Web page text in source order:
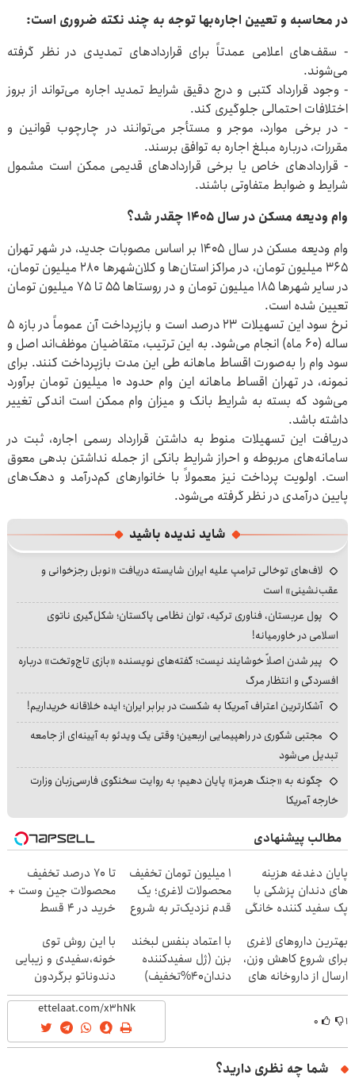
در محاسبه و تعیین اجاره‌بها توجه به چند نکته ضروری است:
- سقف‌های اعلامی عمدتاً برای قراردادهای تمدیدی در نظر گرفته
می‌شوند.
- وجود قرارداد کتبی و درج دقیق شرایط تمدید اجاره می‌تواند از بروز
اختلافات احتمالی جلوگیری کند.
- در برخی موارد، موجر و مستأجر می‌توانند در چارچوب قوانین و
مقررات، درباره مبلغ اجاره به توافق برسند.
- قراردادهای خاص یا برخی قراردادهای قدیمی ممکن است مشمول
شرایط و ضوابط متفاوتی باشند.
وام ودیعه مسکن در سال ۱۴۰۵ چقدر شد؟
وام ودیعه مسکن در سال ۱۴۰۵ بر اساس مصوبات جدید، در شهر تهران
۳۶۵ میلیون تومان، در مراکز استان‌ها و کلان‌شهرها ۲۸۰ میلیون تومان،
در سایر شهرها ۱۸۵ میلیون تومان و در روستاها ۵۵ تا ۷۵ میلیون تومان
تعیین شده است.
نرخ سود این تسهیلات ۲۳ درصد است و بازپرداخت آن عموماً در بازه ۵
ساله (۶۰ ماه) انجام می‌شود. به این ترتیب، متقاضیان موظف‌اند اصل و
سود وام را به‌صورت اقساط ماهانه طی این مدت بازپرداخت کنند. برای
نمونه، در تهران اقساط ماهانه این وام حدود ۱۰ میلیون تومان برآورد
می‌شود که بسته به شرایط بانک و میزان وام ممکن است اندکی تغییر
داشته باشد.
دریافت این تسهیلات منوط به داشتن قرارداد رسمی اجاره، ثبت در
سامانه‌های مربوطه و احراز شرایط بانکی از جمله نداشتن بدهی معوق
است. اولویت پرداخت نیز معمولاً با خانوارهای کم‌درآمد و دهک‌های
پایین درآمدی در نظر گرفته می‌شود.
شاید ندیده باشید
لاف‌های توخالی ترامپ علیه ایران شایسته دریافت «نوبل رجزخوانی و
عقب‌نشینی» است
پول عربستان، فناوری ترکیه، توان نظامی پاکستان؛ شکل‌گیری ناتوی
اسلامی در خاورمیانه!
پیر شدن اصلاً خوشایند نیست؛ گفته‌های نویسنده «بازی تاج‌وتخت» درباره
افسردگی و انتظار مرگ
آشکارترین اعتراف آمریکا به شکست در برابر ایران؛ ایده خلاقانه خریداریم!
مجتبی شکوری در راهپیمایی اربعین؛ وقتی یک ویدئو به آیینه‌ای از جامعه
تبدیل می‌شود
چگونه به «جنگ هرمز» پایان دهیم؛ به روایت سخنگوی فارسی‌زبان وزارت
خارجه آمریکا
مطالب پیشنهادی
پایان دغدغه هزینه
های دندان پزشکی با
پک سفید کننده خانگی
۱ میلیون تومان تخفیف
محصولات لاغری؛ یک
قدم نزدیک‌تر به شروع
تا 70 درصد تخفیف
محصولات جین وست +
خرید در 4 قسط
بهترین داروهای لاغری
برای شروع کاهش وزن،
ارسال از داروخانه های
نزدیکت!
با اعتماد بنفس لبخند
بزن (ژل سفیدکننده
دندان40%تخفیف)
با این روش توی
خونه،سفیدی و زیبایی
دندوناتو برگردون
(40%off)
۱ ۰
شما چه نظری دارید؟